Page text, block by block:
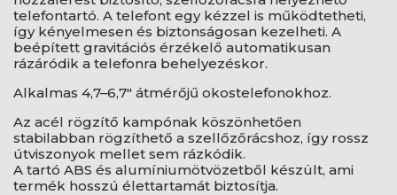
telefontartó. A telefont egy kézzel is működtetheti,
így kényelmesen és biztonságosan kezelheti. A
beépített gravitációs érzékelő automatikusan
rázáródik a telefonra behelyezéskor.
Alkalmas 4,7–6,7" átmérőjű okostelefonokhoz.
Az acél rögzítő kampónak köszönhetően
stabilabban rögzíthető a szellőzőrácshoz, így rossz
útviszonyok mellet sem rázkódik.
A tartó ABS és alumíniumötvözetből készült, ami
termék hosszú élettartamát biztosítja.